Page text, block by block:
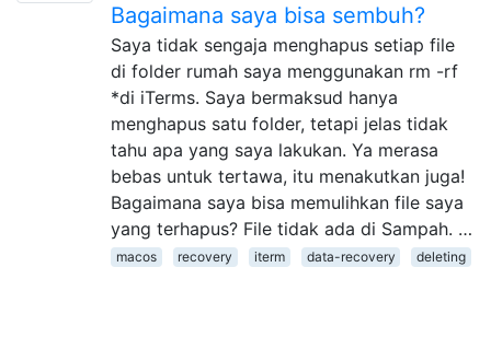
Bagaimana saya bisa sembuh?
Saya tidak sengaja menghapus setiap file
di folder rumah saya menggunakan rm -rf
*di iTerms. Saya bermaksud hanya
menghapus satu folder, tetapi jelas tidak
tahu apa yang saya lakukan. Ya merasa
bebas untuk tertawa, itu menakutkan juga!
Bagaimana saya bisa memulihkan file saya
yang terhapus? File tidak ada di Sampah. …
macos recovery iterm data-recovery deleting